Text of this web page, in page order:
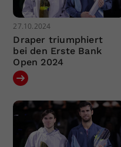
27.10.2024
Draper triumphiert
bei den Erste Bank
Open 2024